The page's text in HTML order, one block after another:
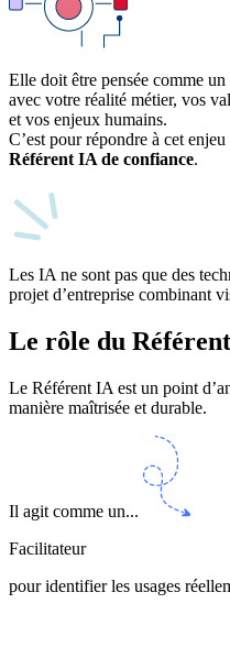
Elle doit être pensée comme un
avec votre réalité métier, vos
et vos enjeux humains.
C’est pour répondre à cet
Référent IA de confiance.
Les IA ne sont pas que des
projet d’entreprise combinant
Le rôle du
Le Référent IA est un point
manière maîtrisée et durable.
Il agit comme un...
Facilitateur
pour identifier les usages